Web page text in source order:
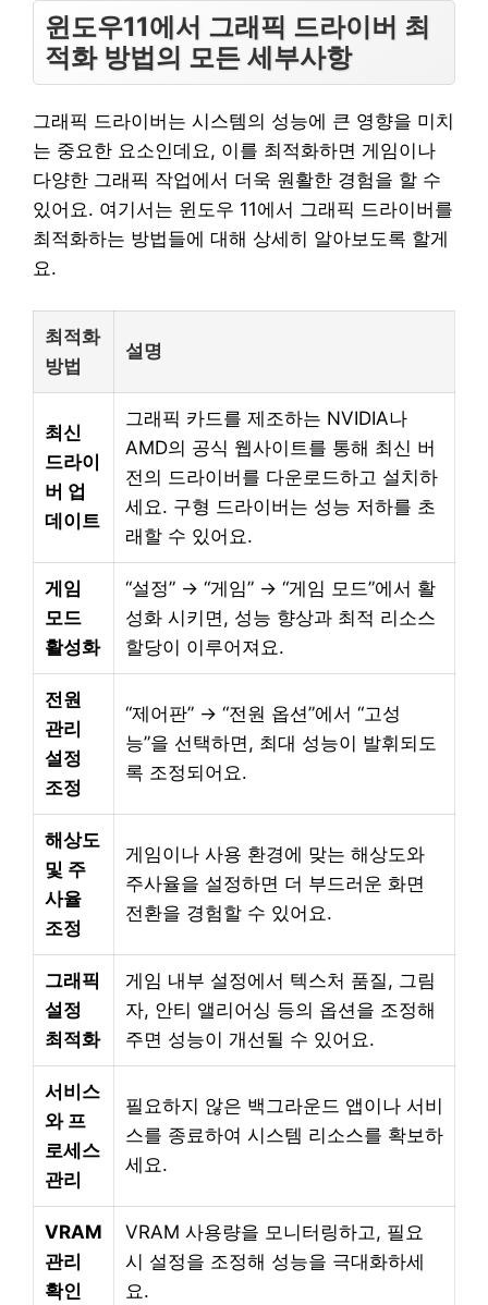
윈도우11에서 그래픽 드라이버 최
적화 방법의 모든 세부사항
그래픽 드라이버는 시스템의 성능에 큰 영향을 미치
는 중요한 요소인데요, 이를 최적화하면 게임이나
다양한 그래픽 작업에서 더욱 원활한 경험을 할 수
있어요. 여기서는 윈도우 11에서 그래픽 드라이버를
최적화하는 방법들에 대해 상세히 알아보도록 할게
요.
최적화
방법
설명
최신
드라이
버 업
데이트
그래픽 카드를 제조하는 NVIDIA나
AMD의 공식 웹사이트를 통해 최신 버
전의 드라이버를 다운로드하고 설치하
세요. 구형 드라이버는 성능 저하를 초
래할 수 있어요.
게임
모드
활성화
“설정” → “게임” → “게임 모드”에서 활
성화 시키면, 성능 향상과 최적 리소스
할당이 이루어져요.
전원
관리
설정
조정
“제어판” → “전원 옵션”에서 “고성
능”을 선택하면, 최대 성능이 발휘되도
록 조정되어요.
해상도
및 주
사율
조정
게임이나 사용 환경에 맞는 해상도와
주사율을 설정하면 더 부드러운 화면
전환을 경험할 수 있어요.
그래픽
설정
최적화
게임 내부 설정에서 텍스처 품질, 그림
자, 안티 앨리어싱 등의 옵션을 조정해
주면 성능이 개선될 수 있어요.
서비스
와 프
로세스
관리
필요하지 않은 백그라운드 앱이나 서비
스를 종료하여 시스템 리소스를 확보하
세요.
VRAM
관리
확인
VRAM 사용량을 모니터링하고, 필요
시 설정을 조정해 성능을 극대화하세
요.